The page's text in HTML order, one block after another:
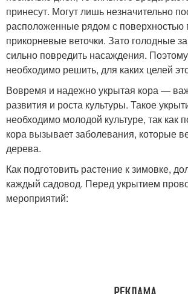
принесут. Могут лишь незначительно
расположенные рядом с
прикорневые веточки. Зато голодные
сильно повредить насаждения.
необходимо решить, для каких целей
Вовремя и надежно укрытая кора —
развития и роста культуры. Такое
необходимо молодой культуре, так как
кора вызывает заболевания, которые
дерева.
Как подготовить растение к зимовке,
каждый садовод. Перед укрытием
мероприятий: